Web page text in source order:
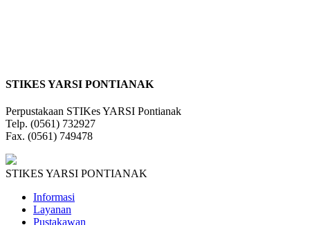
STIKES YARSI PONTIANAK
Perpustakaan STIKes YARSI Pontianak
Telp. (0561) 732927
Fax. (0561) 749478
STIKES YARSI PONTIANAK
Informasi
Layanan
Pustakawan